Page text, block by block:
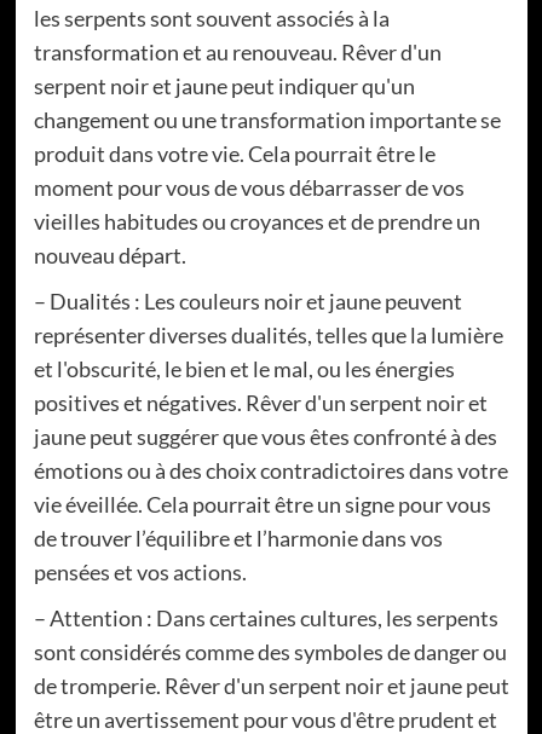
les serpents sont souvent associés à la
transformation et au renouveau. Rêver d'un
serpent noir et jaune peut indiquer qu'un
changement ou une transformation importante se
produit dans votre vie. Cela pourrait être le
moment pour vous de vous débarrasser de vos
vieilles habitudes ou croyances et de prendre un
nouveau départ.
– Dualités : Les couleurs noir et jaune peuvent
représenter diverses dualités, telles que la lumière
et l'obscurité, le bien et le mal, ou les énergies
positives et négatives. Rêver d'un serpent noir et
jaune peut suggérer que vous êtes confronté à des
émotions ou à des choix contradictoires dans votre
vie éveillée. Cela pourrait être un signe pour vous
de trouver l’équilibre et l’harmonie dans vos
pensées et vos actions.
– Attention : Dans certaines cultures, les serpents
sont considérés comme des symboles de danger ou
de tromperie. Rêver d'un serpent noir et jaune peut
être un avertissement pour vous d'être prudent et